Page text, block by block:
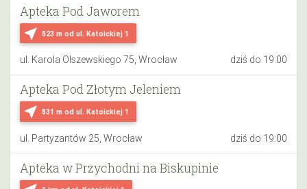
near_me 823 m od ul. Katoickiej 1
Apteka Pod Jaworem
ul. Karola Olszewskiego 75, Wrocław dziś do 19:00
near_me 831 m od ul. Katoickiej 1
Apteka Pod Złotym Jeleniem
ul. Partyzantów 25, Wrocław dziś do 19:00
Apteka w Przychodni na Biskupinie